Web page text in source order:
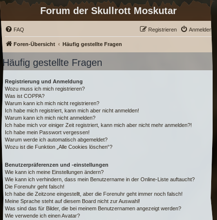
Forum der Skullrott Moskutar
FAQ Anmelden
Registrieren
Foren-Übersicht Häufig gestellte Fragen
Häufig gestellte Fragen
Registrierung und Anmeldung
Wozu muss ich mich registrieren?
Was ist COPPA?
Warum kann ich mich nicht registrieren?
Ich habe mich registriert, kann mich aber nicht anmelden!
Warum kann ich mich nicht anmelden?
Ich habe mich vor einiger Zeit registriert, kann mich aber nicht mehr anmelden?!
Ich habe mein Passwort vergessen!
Warum werde ich automatisch abgemeldet?
Wozu ist die Funktion „Alle Cookies löschen“?
Benutzerpräferenzen und -einstellungen
Wie kann ich meine Einstellungen ändern?
Wie kann ich verhindern, dass mein Benutzername in der Online-Liste auftaucht?
Die Forenuhr geht falsch!
Ich habe die Zeitzone eingestellt, aber die Forenuhr geht immer noch falsch!
Meine Sprache steht auf diesem Board nicht zur Auswahl!
Was sind das für Bilder, die bei meinem Benutzernamen angezeigt werden?
Wie verwende ich einen Avatar?